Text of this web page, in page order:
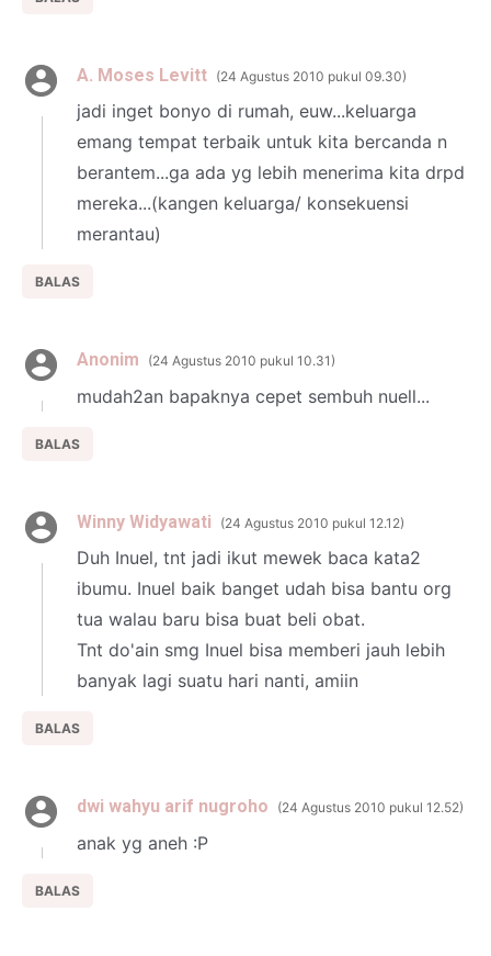
A. Moses Levitt 24 Agustus 2010 pukul 09.30
jadi inget bonyo di rumah, euw...keluarga
emang tempat terbaik untuk kita bercanda n
berantem...ga ada yg lebih menerima kita drpd
mereka...(kangen keluarga/ konsekuensi
merantau)
BALAS
Anonim 24 Agustus 2010 pukul 10.31
mudah2an bapaknya cepet sembuh nuell...
BALAS
Winny Widyawati 24 Agustus 2010 pukul 12.12
Duh Inuel, tnt jadi ikut mewek baca kata2
ibumu. Inuel baik banget udah bisa bantu org
tua walau baru bisa buat beli obat.
Tnt do'ain smg Inuel bisa memberi jauh lebih
banyak lagi suatu hari nanti, amiin
BALAS
dwi wahyu arif nugroho 24 Agustus 2010 pukul 12.52
anak yg aneh :P
BALAS